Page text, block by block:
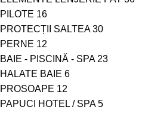
PILOTE 16
PROTECȚII SALTEA 30
PERNE 12
BAIE - PISCINĂ - SPA 23
HALATE BAIE 6
PROSOAPE 12
PAPUCI HOTEL / SPA 5